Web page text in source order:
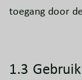
toegang door
1.3